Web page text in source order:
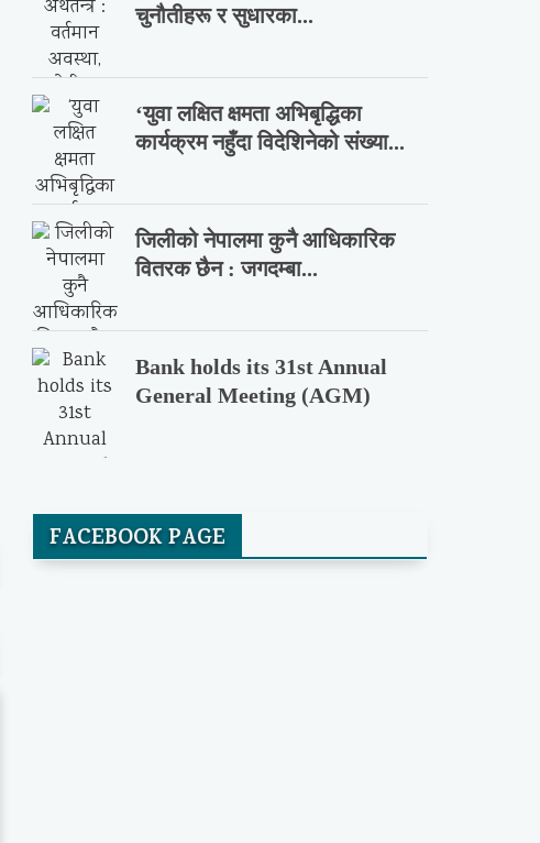
चुनौतीहरू र सुधारका...
‘युवा लक्षित क्षमता अभिबृद्धिका
कार्यक्रम नहुँदा विदेशिनेको संख्या...
जिलीको नेपालमा कुनै आधिकारिक
वितरक छैन : जगदम्बा...
Bank holds its 31st Annual
General Meeting (AGM)
FACEBOOK PAGE